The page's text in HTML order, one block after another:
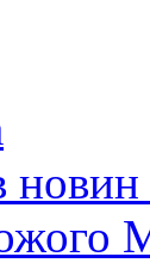
новин